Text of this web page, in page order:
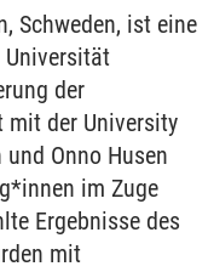
Schweden, ist eine
Universität
der
mit der University
Onno Husen
im Zuge
Ergebnisse des
mit